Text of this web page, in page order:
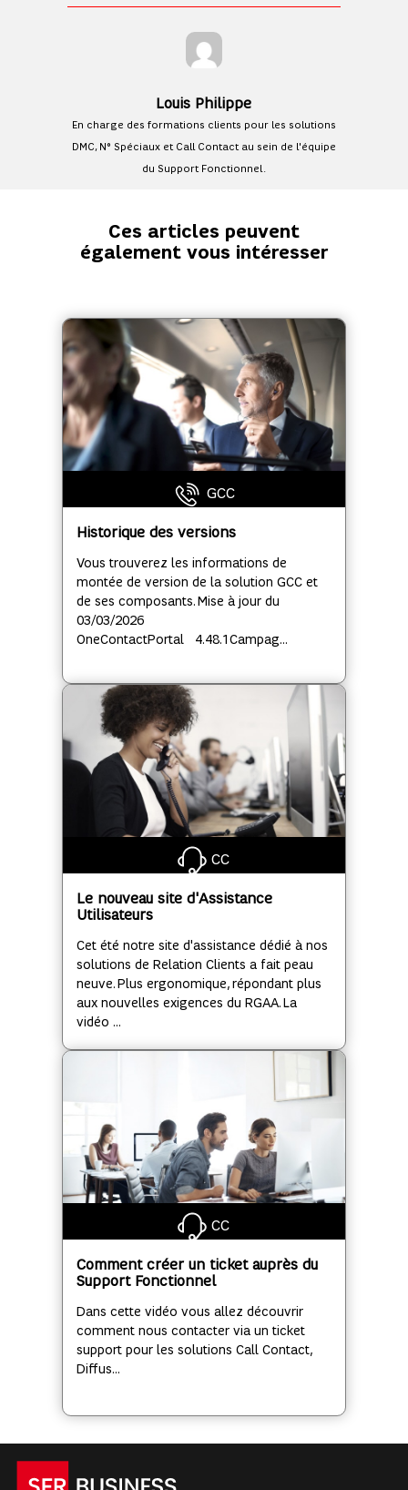
Louis Philippe
En charge des formations clients pour les solutions
DMC, N° Spéciaux et Call Contact au sein de l'équipe
du Support Fonctionnel.
Ces articles peuvent
également vous intéresser
GCC
Historique des versions
Vous trouverez les informations de
montée de version de la solution GCC et
de ses composants. Mise à jour du
03/03/2026
OneContactPortal 4.48.1Campag...
CC
Le nouveau site d'Assistance
Utilisateurs
Cet été notre site d'assistance dédié à nos
solutions de Relation Clients a fait peau
neuve. Plus ergonomique, répondant plus
aux nouvelles exigences du RGAA. La
vidéo ...
CC
Comment créer un ticket auprès du
Support Fonctionnel
Dans cette vidéo vous allez découvrir
comment nous contacter via un ticket
support pour les solutions Call Contact,
Diffus...